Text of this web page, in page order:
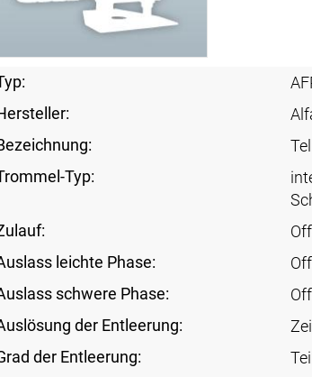
Typ:
leichte Phase:
schwere Phase:
der Entleerung:
der Entleerung: